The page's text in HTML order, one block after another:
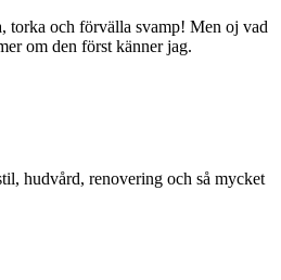
torka och förvälla svamp! Men oj vad
om den först känner jag.
hudvård, renovering och så mycket